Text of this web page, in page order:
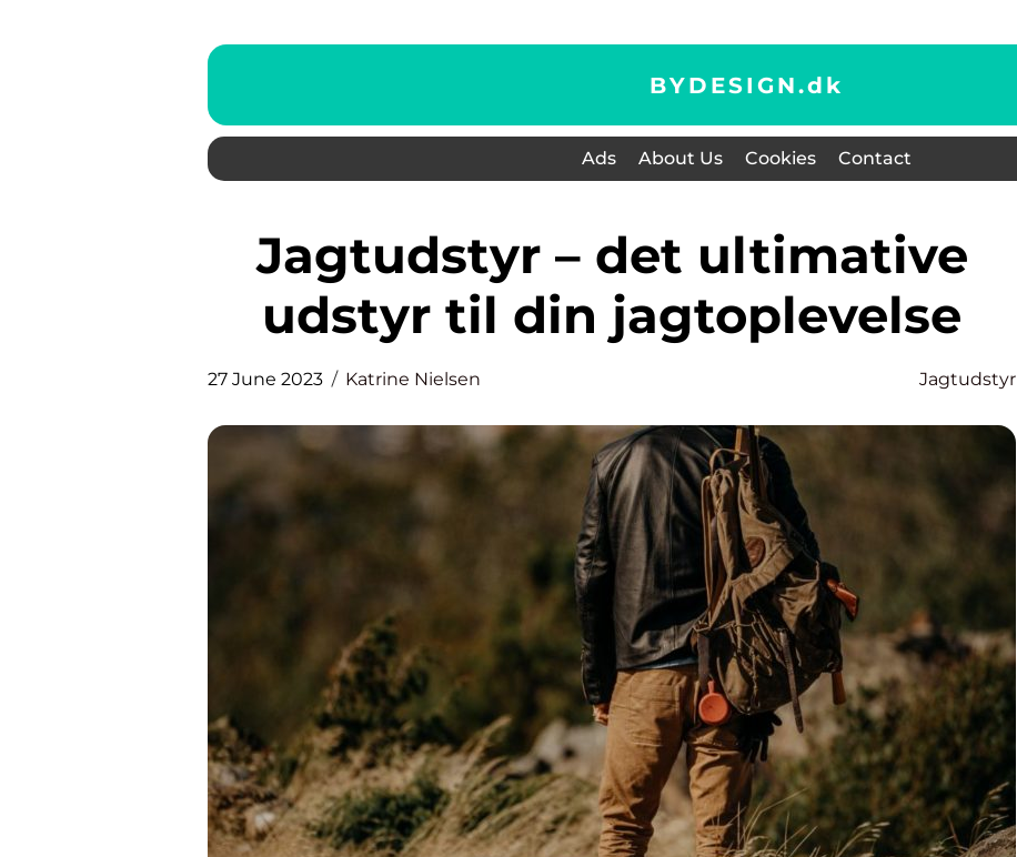
BYDESIGN.dk
Ads About Us Cookies Contact
Jagtudstyr – det ultimative
udstyr til din jagtoplevelse
27 June 2023 Katrine Nielsen Jagtudstyr